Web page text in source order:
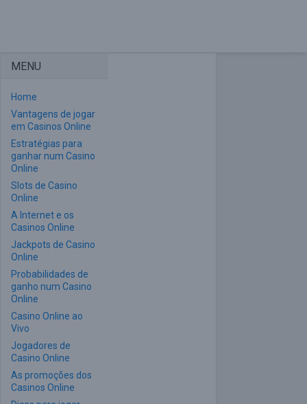
MENU
Home
Vantagens de jogar
em Casinos Online
Estratégias para
ganhar num Casino
Online
Slots de Casino
Online
A Internet e os
Casinos Online
Jackpots de Casino
Online
Probabilidades de
ganho num Casino
Online
Casino Online ao
Vivo
Jogadores de
Casino Online
As promoções dos
Casinos Online